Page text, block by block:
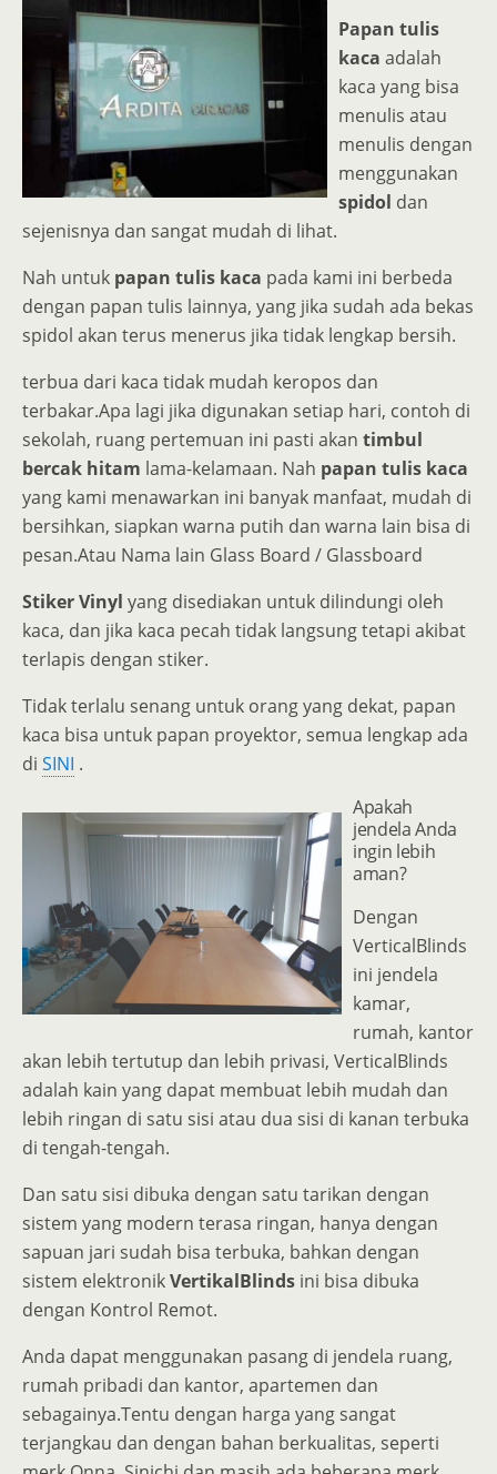
Papan tulis
kaca adalah
kaca yang bisa
menulis atau
menulis dengan
menggunakan
spidol dan
sejenisnya dan sangat mudah di lihat.
Nah untuk papan tulis kaca pada kami ini berbeda
dengan papan tulis lainnya, yang jika sudah ada bekas
spidol akan terus menerus jika tidak lengkap bersih.
terbua dari kaca tidak mudah keropos dan
terbakar.Apa lagi jika digunakan setiap hari, contoh di
sekolah, ruang pertemuan ini pasti akan timbul
bercak hitam lama-kelamaan. Nah papan tulis kaca
yang kami menawarkan ini banyak manfaat, mudah di
bersihkan, siapkan warna putih dan warna lain bisa di
pesan.Atau Nama lain Glass Board / Glassboard
Stiker Vinyl yang disediakan untuk dilindungi oleh
kaca, dan jika kaca pecah tidak langsung tetapi akibat
terlapis dengan stiker.
Tidak terlalu senang untuk orang yang dekat, papan
kaca bisa untuk papan proyektor, semua lengkap ada
di SINI .
Apakah
jendela Anda
ingin lebih
aman?
Dengan
VerticalBlinds
ini jendela
kamar,
rumah, kantor
akan lebih tertutup dan lebih privasi, VerticalBlinds
adalah kain yang dapat membuat lebih mudah dan
lebih ringan di satu sisi atau dua sisi di kanan terbuka
di tengah-tengah.
Dan satu sisi dibuka dengan satu tarikan dengan
sistem yang modern terasa ringan, hanya dengan
sapuan jari sudah bisa terbuka, bahkan dengan
sistem elektronikVertikalBlinds ini bisa dibuka
dengan Kontrol Remot.
Anda dapat menggunakan pasang di jendela ruang,
rumah pribadi dan kantor, apartemen dan
sebagainya.Tentu dengan harga yang sangat
terjangkau dan dengan bahan berkualitas, seperti